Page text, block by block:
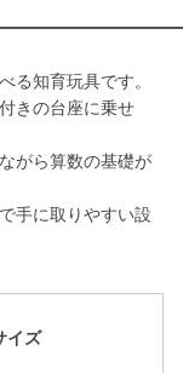
る知育玩具です。
きの台座に乗せ
がら算数の基礎が
手に取りやすい設
イズ